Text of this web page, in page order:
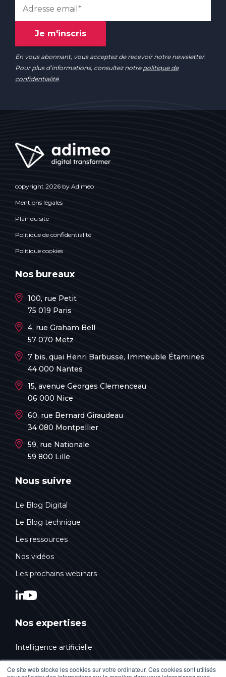
Ce site web stocke les cookies sur votre ordinateur. Ces cookies sont utilisés
En vous abonnant, vous acceptez de recevoir notre newsletter.
Pour plus d’informations, consultez notre politique de
confidentialité.
copyright 2026 by Adimeo
Mentions légales
Plan du site
Politique de confidentialité
Politique cookies
Nos bureaux
100, rue Petit
75 019 Paris
4, rue Graham Bell
57 070 Metz
7 bis, quai Henri Barbusse, Immeuble Étamines
44 000 Nantes
15, avenue Georges Clemenceau
06 000 Nice
60, rue Bernard Giraudeau
34 080 Montpellier
59, rue Nationale
59 800 Lille
Nous suivre
Le Blog Digital
Le Blog technique
Les ressources
Nos vidéos
Les prochains webinars
Nos expertises
Intelligence artificielle
Conseil & Stratégie